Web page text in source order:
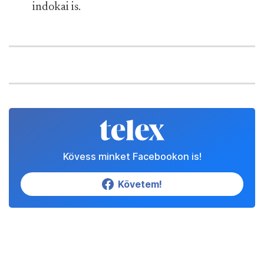
indokai is.
Kövess minket Facebookon is!
Követem!